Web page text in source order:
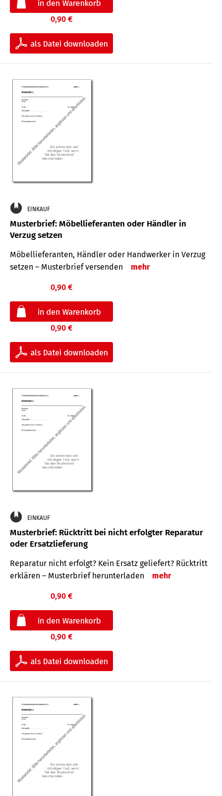
0,90 €
EINKAUF
Musterbrief: Möbellieferanten oder Händler in
Verzug setzen
Möbellieferanten, Händler oder Handwerker in Verzug
setzen – Musterbrief versenden
mehr
0,90 €
0,90 €
EINKAUF
Musterbrief: Rücktritt bei nicht erfolgter Reparatur
oder Ersatzlieferung
Reparatur nicht erfolgt? Kein Ersatz geliefert? Rücktritt
erklären – Musterbrief herunterladen
mehr
0,90 €
0,90 €